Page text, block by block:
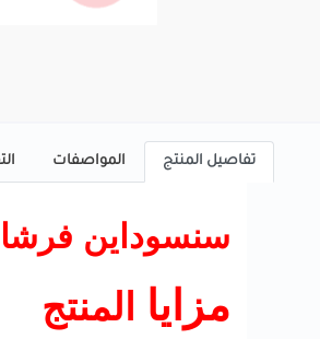
تفاصيل المنتج المواصفات
سنسوداين فرشاة
مزايا المنتج